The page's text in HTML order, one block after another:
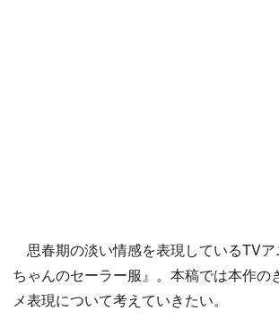
思春期の淡い情感を表現しているTVア
ちゃんのセーラー服』。本稿では本作の
メ表現について考えていきたい。